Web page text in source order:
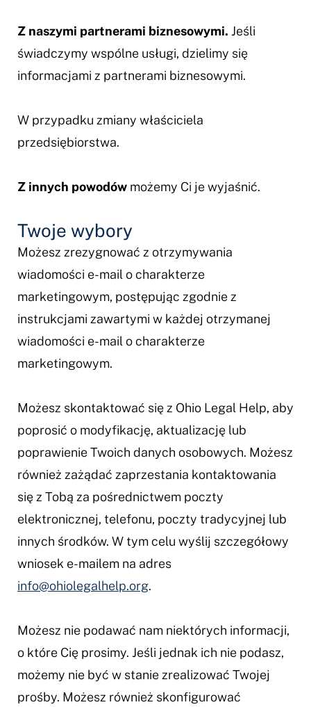
Z naszymi partnerami biznesowymi. Jeśli
świadczymy wspólne usługi, dzielimy się
informacjami z partnerami biznesowymi.
W przypadku zmiany właściciela
przedsiębiorstwa.
Z innych powodówmożemy Ci je wyjaśnić.
Twoje wybory
Możesz zrezygnować z otrzymywania
wiadomości e-mail o charakterze
marketingowym, postępując zgodnie z
instrukcjami zawartymi w każdej otrzymanej
wiadomości e-mail o charakterze
marketingowym.
Możesz skontaktować się z Ohio Legal Help, aby
poprosić o modyfikację, aktualizację lub
poprawienie Twoich danych osobowych. Możesz
również zażądać zaprzestania kontaktowania
się z Tobą za pośrednictwem poczty
elektronicznej, telefonu, poczty tradycyjnej lub
innych środków. W tym celu wyślij szczegółowy
wniosek e-mailem na adres
info@ohiolegalhelp.org.
Możesz nie podawać nam niektórych informacji,
o które Cię prosimy. Jeśli jednak ich nie podasz,
możemy nie być w stanie zrealizować Twojej
prośby. Możesz również skonfigurować